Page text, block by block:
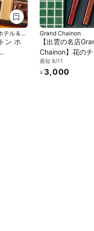
テル＆タ
ン ホ
ュア
ス
Grand Chainon
【出雲の名店
Chainon】花の
トバー エッセン
ニック
最短 8/11
¥ 3,000